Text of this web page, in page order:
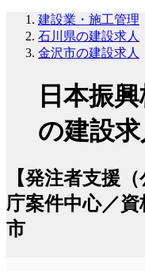
建設業・施工管理
石川県の建設求人
金沢市の建設求人
日本振
の建設求
【発注者支援
庁案件中心／
市